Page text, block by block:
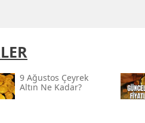
9 Ağustos Çeyrek
Altın Ne Kadar?